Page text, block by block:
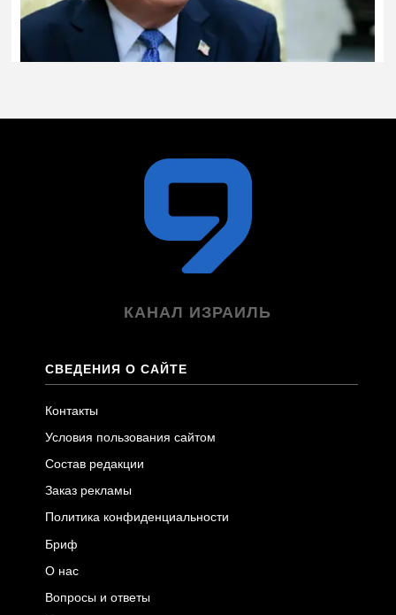
КАНАЛ ИЗРАИЛЬ
СВЕДЕНИЯ О САЙТЕ
Контакты
Условия пользования сайтом
Состав редакции
Заказ рекламы
Политика конфиденциальности
Бриф
О нас
Вопросы и ответы